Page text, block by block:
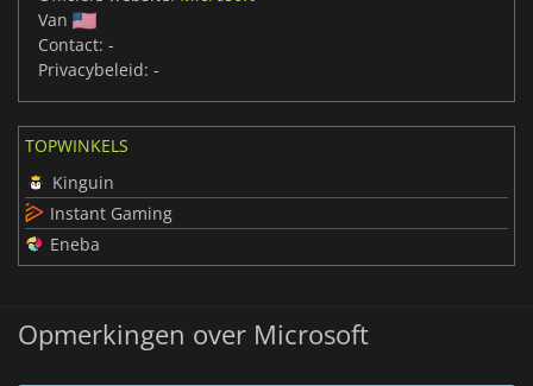
Van
Contact: -
Privacybeleid: -
TOPWINKELS
Kinguin
Instant Gaming
Eneba
Opmerkingen over Microsoft